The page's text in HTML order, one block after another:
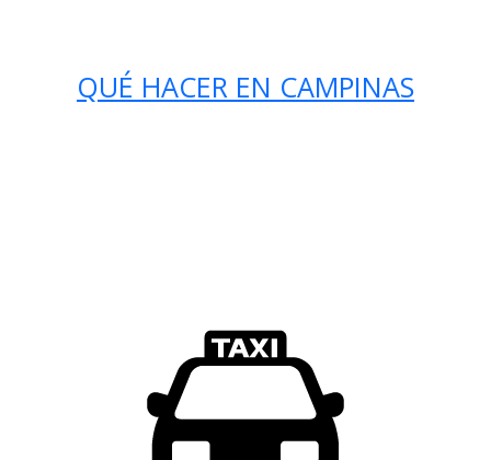
QUÉ HACER EN CAMPINAS